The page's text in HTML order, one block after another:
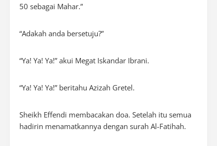
50 sebagai Mahar.”
“Adakah anda bersetuju?”
“Ya! Ya! Ya!” akui Megat Iskandar Ibrani.
“Ya! Ya! Ya!” beritahu Azizah Gretel.
Sheikh Effendi membacakan doa. Setelah itu semua
hadirin menamatkannya dengan surah Al-Fatihah.